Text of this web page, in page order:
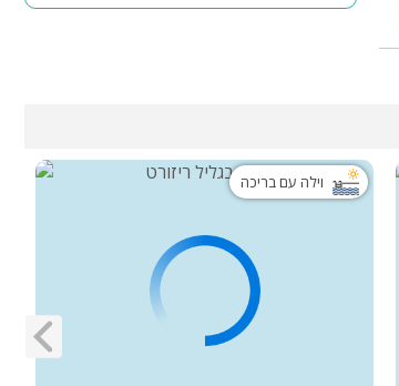
וילה עם בריכה